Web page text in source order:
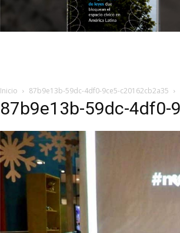
Inicio 87b9e13b-59dc-4df0-9ce5-c20162cb2a35
87b9e13b-59dc-4df0-